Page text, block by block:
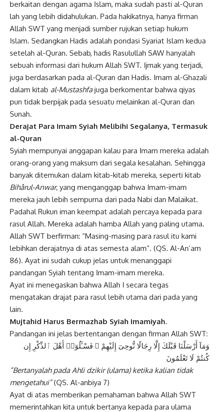
berkaitan dengan agama Islam, maka sudah pasti al-Quran
lah yang lebih didahulukan. Pada hakikatnya, hanya firman
Allah SWT yang menjadi sumber rujukan setiap hukum
Islam. Sedangkan Hadis adalah pondasi Syariat Islam kedua
setelah al-Quran. Sebab, hadis Rasulullah SAW hanyalah
sebuah informasi dari hukum Allah SWT. Ijmak yang terjadi,
juga berdasarkan pada al-Quran dan Hadis. Imam al-Ghazali
dalam kitab al-Mustashfajuga berkomentar bahwa qiyas
pun tidak berpijak pada sesuatu melainkan al-Quran dan
Sunah.
Derajat Para Imam Syiah Melibihi Segalanya, Termasuk
al-Quran
Syiah mempunyai anggapan kalau para Imam mereka adalah
orang-orang yang maksum dari segala kesalahan. Sehingga
banyak ditemukan dalam kitab-kitab mereka, seperti kitab
Bihârul-Anwar, yang menganggap bahwa Imam-imam
mereka jauh lebih sempurna dari pada Nabi dan Malaikat.
Padahal Rukun iman keempat adalah percaya kepada para
rasul Allah. Mereka adalah hamba Allah yang paling utama.
Allah SWT berfirman: “Masing-masing para rasul itu kami
lebihkan derajatnya di atas semesta alam”. (QS. Al-An’am
86). Ayat ini sudah cukup jelas untuk menanggapi
pandangan Syiah tentang Imam-imam mereka.
Ayat ini menegaskan bahwa Allah I secara tegas
mengatakan drajat para rasul lebih utama dari pada yang
lain.
Mujtahid Harus Bermazhab Syiah Imamiyah.
Pandangan ini jelas bertentangan dengan firman Allah SWT:
وَمَآ أَرْسَلْنَا قَبْلَكَ إِلَّا رِجَالًا نُّوحِىٓ إِلَيْهِمْ ۖ فَسْـَٔلُوٓا۟ أَهْلَ ٱلذِّكْرِ إِن
كُنتُمْ لَا تَعْلَمُونَ
”Bertanyalah pada Ahli dzikir (ulama) ketika kalian tidak
mengetahui”(QS. Al-anbiya 7)
Ayat di atas memberikan pemahaman bahwa Allah SWT
memerintahkan kita untuk bertanya kepada para ulama